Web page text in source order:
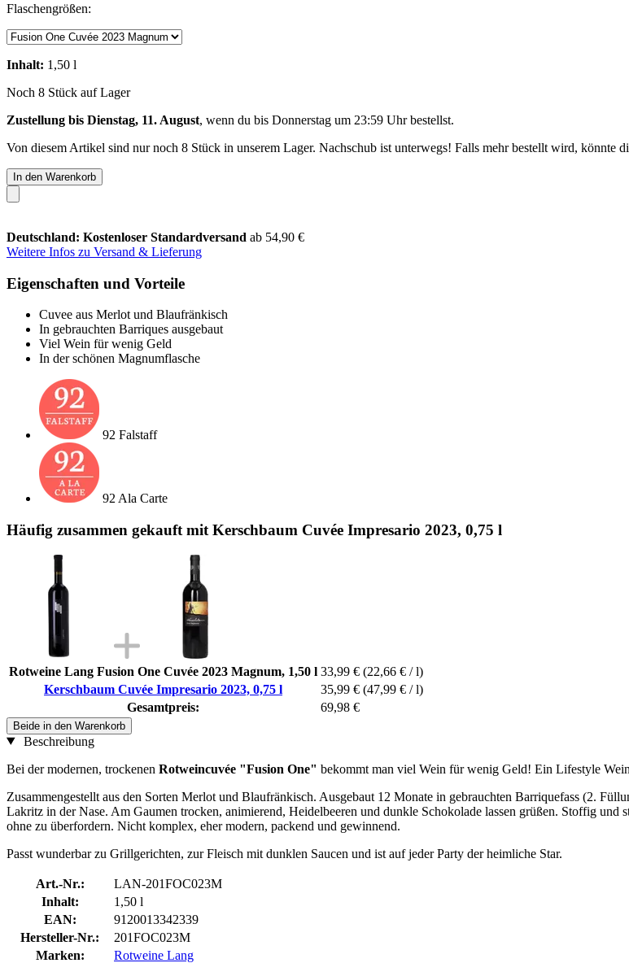
Flaschengrößen:
Inhalt: 1,50 l
Noch 8 Stück auf Lager
Zustellung bis Dienstag, 11. August, wenn du bis Donnerstag um 23:59 Uhrbestellst.
Von diesem Artikel sind nur noch 8 Stück in unserem Lager. Nachschub ist unterwegs! Falls mehr bestellt wird, könnte
In den Warenkorb
Deutschland: Kostenloser Standardversand ab 54,90 €
Weitere Infos zu Versand & Lieferung
Eigenschaften und Vorteile
Cuvee aus Merlot und Blaufränkisch
In gebrauchten Barriques ausgebaut
Viel Wein für wenig Geld
In der schönen Magnumflasche
92 Falstaff
92 Ala Carte
Häufig zusammen gekauft mit Kerschbaum Cuvée Impresario 2023, 0,75 l
Rotweine Lang Fusion One Cuvée 2023 Magnum, 1,50 l 33,99 € (22,66 € / l)
Kerschbaum Cuvée Impresario 2023, 0,75 l
35,99 € (47,99 € / l)
Gesamtpreis:
69,98 €
Beide in den Warenkorb
Beschreibung
Bei der modernen, trockenen Rotweincuvée "Fusion One" bekommt man viel Wein für wenig Geld! Ein Lifestyle
Zusammengestellt aus den Sorten Merlot und Blaufränkisch. Ausgebaut 12 Monate in gebrauchten Barriquefass (2.
Lakritz in der Nase. Am Gaumen trocken, animierend, Heidelbeeren und dunkle Schokolade lassen grüßen. Stoffig
ohne zu überfordern. Nicht komplex, eher modern, packend und gewinnend.
Passt wunderbar zu Grillgerichten, zur Fleisch mit dunklen Saucen und ist auf jeder Party der heimliche Star.
Art.-Nr.:
LAN-201FOC023M
Inhalt:
1,50 l
EAN:
9120013342339
Hersteller-Nr.:
201FOC023M
Marken:
Rotweine Lang